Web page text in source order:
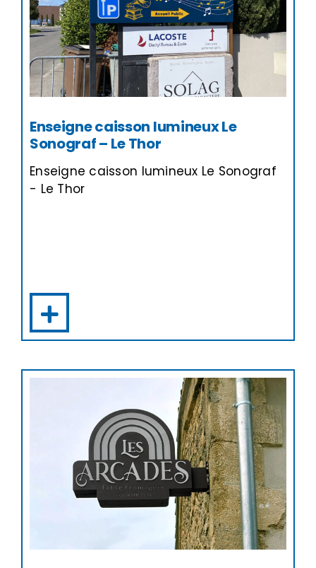
Enseigne caisson lumineux Le
Sonograf – Le Thor
Enseigne caisson lumineux Le Sonograf
- Le Thor